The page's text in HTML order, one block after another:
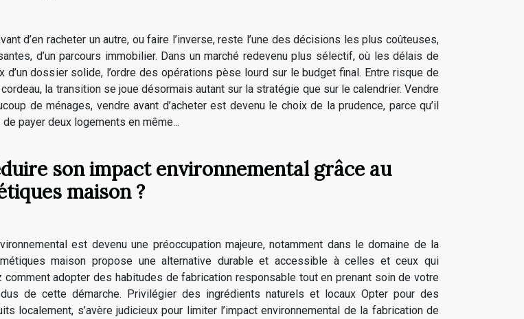
d’en racheter un autre, ou faire l’inverse, reste l’une des décisions les plus coûteuses,
d’un parcours immobilier. Dans un marché redevenu plus sélectif, où les délais de
dossier solide, l’ordre des opérations pèse lourd sur le budget final. Entre risque de
la transition se joue désormais autant sur la stratégie que sur le calendrier. Vendre
de ménages, vendre avant d’acheter est devenu le choix de la prudence, parce qu’il
payer deux logements en même...
son impact environnemental grâce au
maison ?
est devenu une préoccupation majeure, notamment dans le domaine de la
maison propose une alternative durable et accessible à celles et ceux qui
comment adopter des habitudes de fabrication responsable tout en prenant soin de votre
de cette démarche. Privilégier des ingrédients naturels et locaux Opter pour des
localement, s’avère judicieux pour limiter l’impact environnemental de la fabrication de